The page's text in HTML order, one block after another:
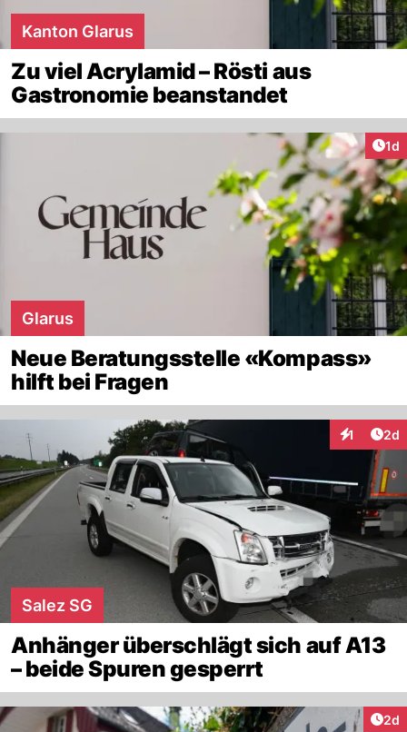
Kanton Glarus
Zu viel Acrylamid – Rösti aus
Gastronomie beanstandet
1d
Glarus
Neue Beratungsstelle «Kompass»
hilft bei Fragen
1 2d
Salez SG
Anhänger überschlägt sich auf A13
– beide Spuren gesperrt
2d